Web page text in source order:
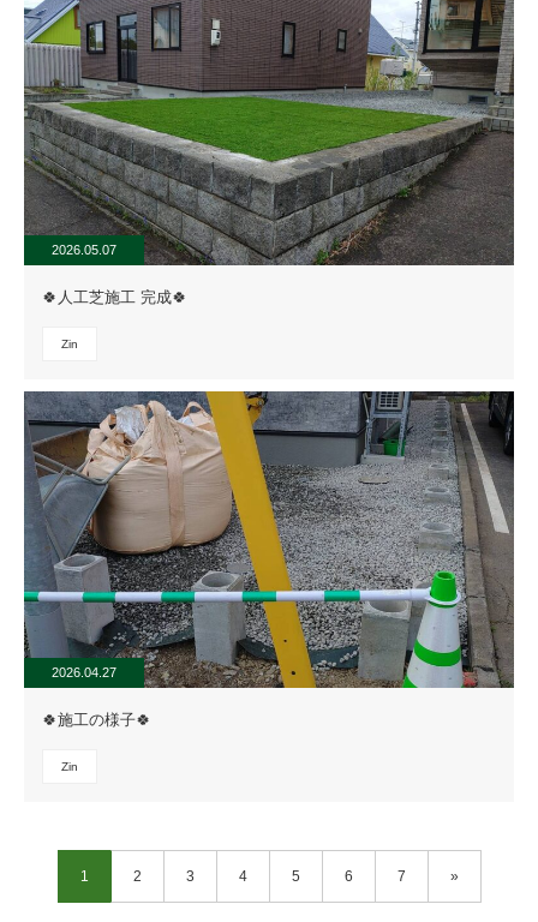
2026.05.07
🍀人工芝施工 完成🍀
Zin
2026.04.27
🍀施工の様子🍀
Zin
1 2 3 4 5 6 7 »